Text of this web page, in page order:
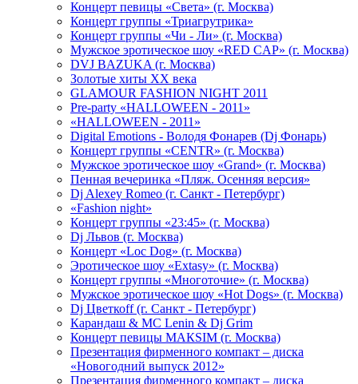
Концерт певицы «Света» (г. Москва)
Концерт группы «Триагрутрика»
Концерт группы «Чи - Ли» (г. Москва)
Мужское эротическое шоу «RED CAP» (г. Москва)
DVJ BAZUKA (г. Москва)
Золотые хиты XX века
GLAMOUR FASHION NIGHT 2011
Pre-party «HALLOWEEN - 2011»
«HALLOWEEN - 2011»
Digital Emotions - Володя Фонарев (Dj Фонарь)
Концерт группы «CENTR» (г. Москва)
Мужское эротическое шоу «Grand» (г. Москва)
Пенная вечеринка «Пляж. Осенняя версия»
Dj Alexey Romeo (г. Санкт - Петербург)
«Fashion night»
Концерт группы «23:45» (г. Москва)
Dj Львов (г. Москва)
Концерт «Loc Dog» (г. Москва)
Эротическое шоу «Extasy» (г. Москва)
Концерт группы «Многоточие» (г. Москва)
Мужское эротическое шоу «Hot Dogs» (г. Москва)
Dj Цветкоff (г. Санкт - Петербург)
Карандаш & МС Lenin & Dj Grim
Концерт певицы МАКSIМ (г. Москва)
Презентация фирменного компакт – диска
«Новогодний выпуск 2012»
Презентация фирменного компакт – диска